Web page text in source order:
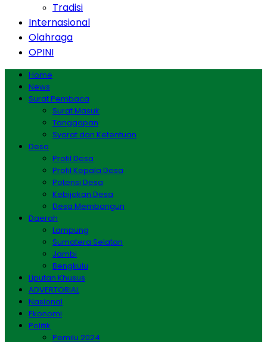
Tradisi
Internasional
Olahraga
OPINI
Home
News
Surat Pembaca
Surat Masuk
Tanggapan
Syarat dan Ketentuan
Desa
Profil Desa
Profil Kepala Desa
Potensi Desa
Kebijakan Desa
Desa Membangun
Daerah
Lampung
Sumatera Selatan
Jambi
Bengkulu
Liputan Khusus
ADVERTORIAL
Nasional
Ekonomi
Politik
Pemilu 2024